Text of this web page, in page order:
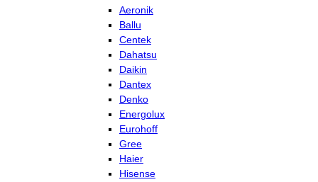
Aeronik
Ballu
Centek
Dahatsu
Daikin
Dantex
Denko
Energolux
Eurohoff
Gree
Haier
Hisense